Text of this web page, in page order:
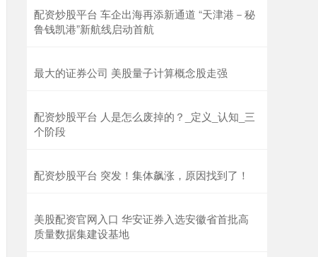
配资炒股平台 车企出海再添新通道 “天津港－秘
鲁钱凯港”新航线启动首航
最大的证券公司 美股量子计算概念股走强
配资炒股平台 人是怎么废掉的？_定义_认知_三
个阶段
配资炒股平台 突发！集体飙涨，原因找到了！
美股配资官网入口 华安证券入选安徽省首批高
质量数据集建设基地